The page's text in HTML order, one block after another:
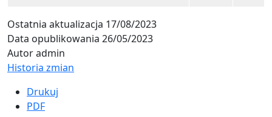
Ostatnia aktualizacja 17/08/2023
Data opublikowania 26/05/2023
Autoradmin
Historia zmian
Drukuj
PDF